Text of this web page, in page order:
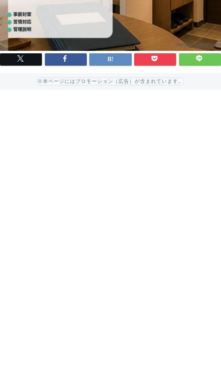
※本ページにはプロモーション（広告）が含まれています。